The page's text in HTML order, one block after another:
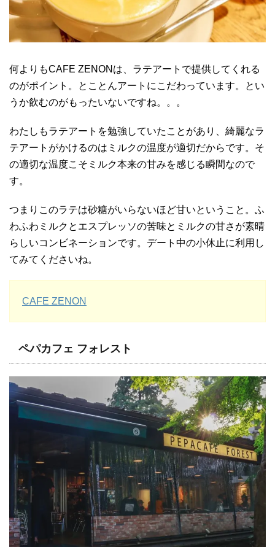
何よりもCAFE ZENONは、ラテアートで提供してくれる
のがポイント。とことんアートにこだわっています。とい
うか飲むのがもったいないですね。。。
わたしもラテアートを勉強していたことがあり、綺麗なラ
テアートがかけるのはミルクの温度が適切だからです。そ
の適切な温度こそミルク本来の甘みを感じる瞬間なので
す。
つまりこのラテは砂糖がいらないほど甘いということ。ふ
わふわミルクとエスプレッソの苦味とミルクの甘さが素晴
らしいコンビネーションです。デート中の小休止に利用し
てみてくださいね。
CAFE ZENON
ペパカフェ フォレスト